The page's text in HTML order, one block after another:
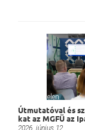
Névtelen
Útmutatóval és
kat az MGFÜ az
2026. június 12.